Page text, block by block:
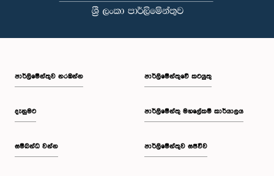
පාර්ලි‌මේන්තුව නරඹන්න
දැනුමට
සම්බන්ධ වන්න
පාර්ලිමේන්තුවේ කටයුතු
පාර්ලිමේන්තු මහලේකම් කාර්යාලය
පාර්ලිමේන්තුව සජීවීව